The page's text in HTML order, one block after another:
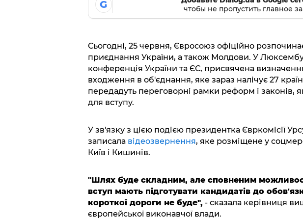
G
чтобы не пропустить главное
Сьогодні, 25 червня, Євросоюз офіційно
приєднання України, а також Молдови. У
конференція України та ЄС, присвячена
входження в об'єднання, яке зараз налічує 27 країн.
передадуть переговорні рамки реформ і законів,
для вступу.
У зв'язку з цією подією президентка Євркомісії
записала відеозвернення, яке розміщене у
Київ і Кишинів.
"Шлях буде складним, але сповненим
вступ мають підготувати кандидатів до
короткої дороги не буде", - сказала керівниця
європейської виконавчої влади.